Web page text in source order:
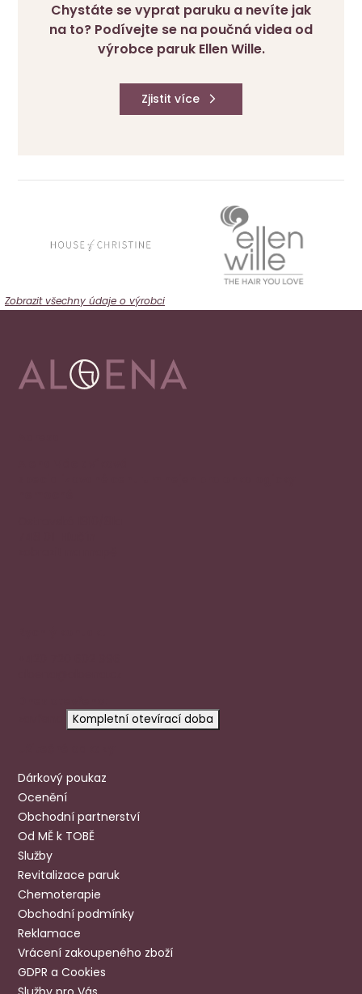
Zobrazit všechny údaje o výrobci
Chystáte se vyprat paruku a nevíte jak
na to? Podívejte se na poučná videa od
výrobce paruk Ellen Wille.
Zjistit více
Kompletní otevírací doba
Dárkový poukaz
Ocenění
Obchodní partnerství
Od MĚ k TOBĚ
Služby
Revitalizace paruk
Chemoterapie
Obchodní podmínky
Reklamace
Vrácení zakoupeného zboží
GDPR a Cookies